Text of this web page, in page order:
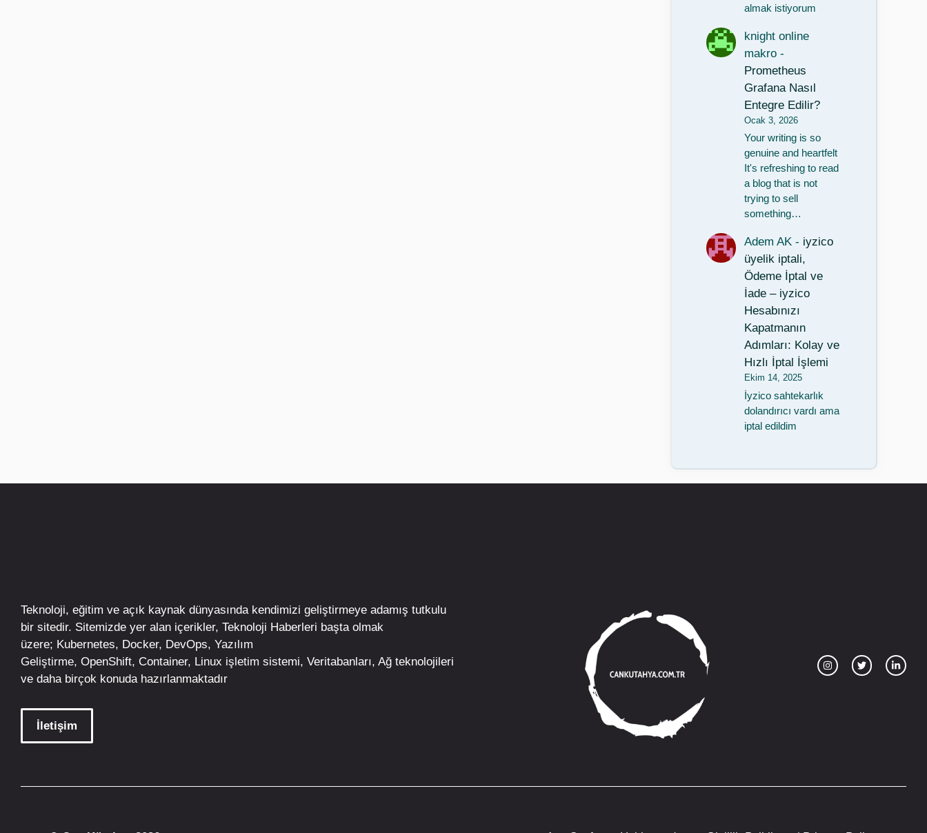
almak istiyorum
knight online
makro -
Prometheus
Grafana Nasıl
Entegre Edilir?
Ocak 3, 2026
Your writing is so
genuine and heartfelt
It's refreshing to read
a blog that is not
trying to sell
something…
Adem AK - iyzico
üyelik iptali,
Ödeme İptal ve
İade – iyzico
Hesabınızı
Kapatmanın
Adımları: Kolay ve
Hızlı İptal İşlemi
Ekim 14, 2025
İyzico sahtekarlık
dolandırıcı vardı ama
iptal edildim
Teknoloji, eğitim ve açık kaynak dünyasında kendimizi geliştirmeye adamış tutkulu
bir sitedir. Sitemizde yer alan içerikler, Teknoloji Haberleri başta olmak
üzere; Kubernetes, Docker, DevOps, Yazılım
Geliştirme, OpenShift, Container, Linux işletim sistemi, Veritabanları, Ağ teknolojileri
ve daha birçok konuda hazırlanmaktadır
İletişim